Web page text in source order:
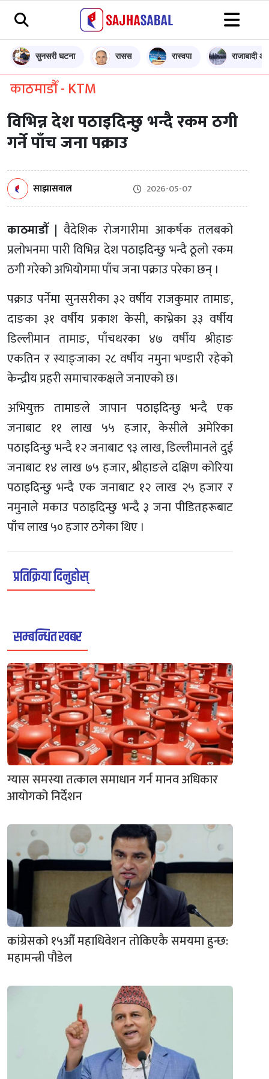
सुनसरी घटना रासस रास्वपा राजाबादी
काठमाडौँ - KTM
विभिन्न देश पठाइदिन्छु भन्दै रकम ठगी
गर्ने पाँच जना पक्राउ
साझासवाल 2026-05-07
काठमाडौँ | वैदेशिक रोजगारीमा आकर्षक तलबको
प्रलोभनमा पारी विभिन्न देश पठाइदिन्छु भन्दै ठूलो रकम
ठगी गरेको अभियोगमा पाँच जना पक्राउ परेका छन् ।
पक्राउ पर्नेमा सुनसरीका ३२ वर्षीय राजकुमार तामाङ,
दाङका ३१ वर्षीय प्रकाश केसी, काभ्रेका ३३ वर्षीय
डिल्लीमान तामाङ, पाँचथरका ४७ वर्षीय श्रीहाङ
एकतिन र स्याङ्जाका २८ वर्षीय नमुना भण्डारी रहेको
केन्द्रीय प्रहरी समाचारकक्षले जनाएको छ।
अभियुक्त तामाङले जापान पठाइदिन्छु भन्दै एक
जनाबाट ११ लाख ५५ हजार, केसीले अमेरिका
पठाइदिन्छु भन्दै १२ जनाबाट ९३ लाख, डिल्लीमानले दुई
जनाबाट १४ लाख ७५ हजार, श्रीहाङले दक्षिण कोरिया
पठाइदिन्छु भन्दै एक जनाबाट १२ लाख २५ हजार र
नमुनाले मकाउ पठाइदिन्छु भन्दै ३ जना पीडितहरूबाट
पाँच लाख ५० हजार ठगेका थिए ।
प्रतिक्रिया दिनुहोस्
सम्बन्धित खबर
ग्यास समस्या तत्काल समाधान गर्न मानव अधिकार
आयोगको निर्देशन
कांग्रेसको १५औँ महाधिवेशन तोकिएकै समयमा हुन्छ:
महामन्त्री पौडेल